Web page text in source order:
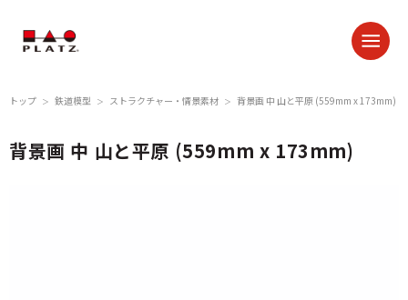
トップ ＞ 鉄道模型 ＞ ストラクチャー・情景素材 ＞ 背景画 中 山と平原 (559mm x 173mm)
背景画 中 山と平原 (559mm x 173mm)